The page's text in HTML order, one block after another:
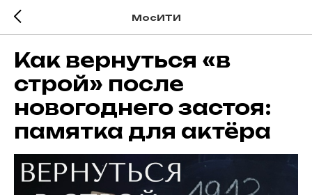
МосИТИ
Как вернуться «в
строй» после
новогоднего застоя:
памятка для актёра